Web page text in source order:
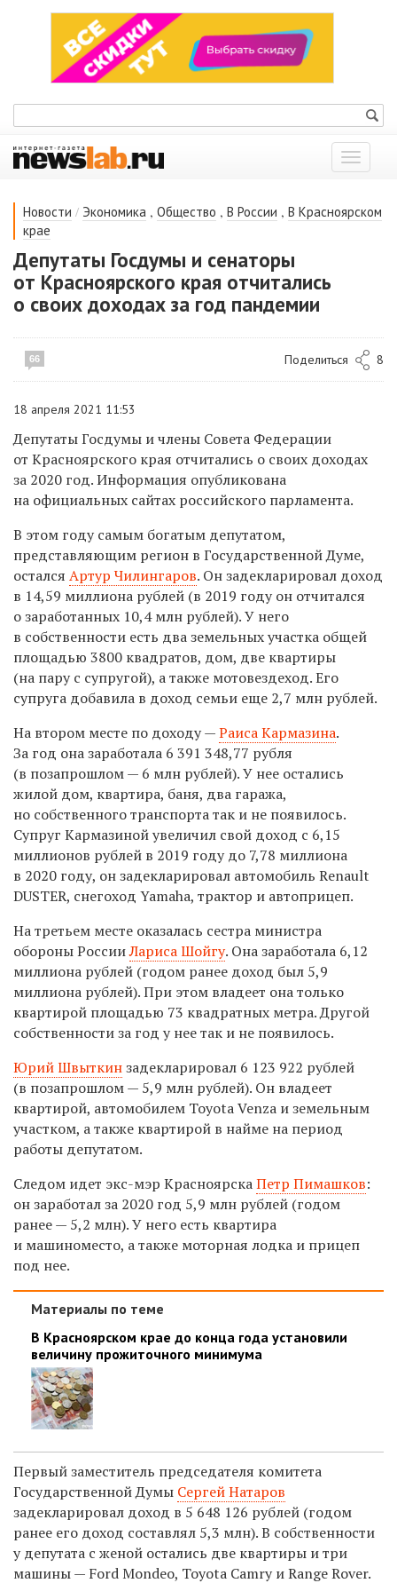
Показать
меню
Новости / Экономика , Общество , В России , В Красноярском
крае
Депутаты Госдумы и сенаторы
от Красноярского края отчитались
о своих доходах за год пандемии
66 Поделиться 8
18 апреля 2021 11:53
Депутаты Госдумы и члены Совета Федерации
от Красноярского края отчитались о своих доходах
за 2020 год. Информация опубликована
на официальных сайтах российского парламента.
В этом году самым богатым депутатом,
представляющим регион в Государственной Думе,
остался Артур Чилингаров. Он задекларировал доход
в 14,59 миллиона рублей (в 2019 году он отчитался
о заработанных 10,4 млн рублей). У него
в собственности есть два земельных участка общей
площадью 3800 квадратов, дом, две квартиры
(на пару с супругой), а также мотовездеход. Его
супруга добавила в доход семьи еще 2,7 млн рублей.
На втором месте по доходу —Раиса Кармазина.
За год она заработала 6 391 348,77 рубля
(в позапрошлом — 6 млн рублей). У нее остались
жилой дом, квартира, баня, два гаража,
но собственного транспорта так и не появилось.
Супруг Кармазиной увеличил свой доход с 6,15
миллионов рублей в 2019 году до 7,78 миллиона
в 2020 году, он задекларировал автомобиль Renault
DUSTER, снегоход Yamaha, трактор и автоприцеп.
На третьем месте оказалась сестра министра
обороны РоссииЛариса Шойгу. Она заработала 6,12
миллиона рублей (годом ранее доход был 5,9
миллиона рублей). При этом владеет она только
квартирой площадью 73 квадратных метра. Другой
собственности за год у нее так и не появилось.
Юрий Швыткинзадекларировал 6 123 922 рублей
(в позапрошлом — 5,9 млн рублей). Он владеет
квартирой, автомобилем Toyota Venza и земельным
участком, а также квартирой в найме на период
работы депутатом.
Следом идет экс-мэр КрасноярскаПетр Пимашков:
онзаработал за 2020 год 5,9 млн рублей (годом
ранее — 5,2 млн). У него есть квартира
и машиноместо, а также моторная лодка и прицеп
под нее.
Материалы по теме
В Красноярском крае до конца года установили
величину прожиточного минимума
Первый заместитель председателя комитета
Государственной Думы Сергей Натаров
задекларировал доход в 5 648 126 рублей (годом
ранее его доход составлял 5,3 млн).В собственности
у депутата с женой остались две квартиры итри
машины — Ford Mondeo, Toyota Camry и Range Rover.